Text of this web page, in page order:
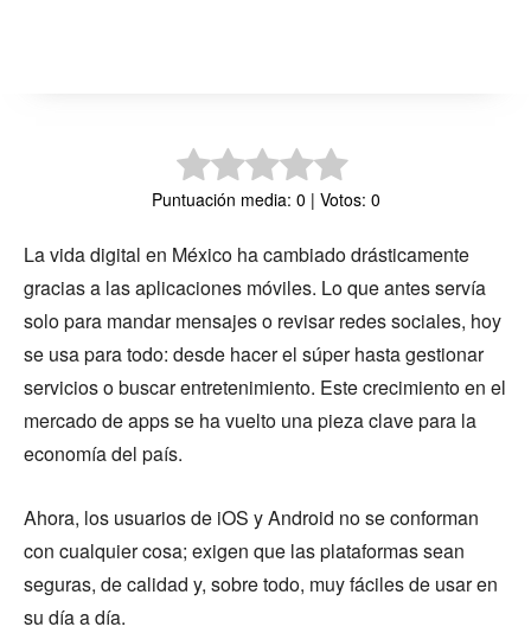
Puntuación media: 0 | Votos: 0
La vida digital en México ha cambiado drásticamente
gracias a las aplicaciones móviles. Lo que antes servía
solo para mandar mensajes o revisar redes sociales, hoy
se usa para todo: desde hacer el súper hasta gestionar
servicios o buscar entretenimiento. Este crecimiento en el
mercado de apps se ha vuelto una pieza clave para la
economía del país.
Ahora, los usuarios de iOS y Android no se conforman
con cualquier cosa; exigen que las plataformas sean
seguras, de calidad y, sobre todo, muy fáciles de usar en
su día a día.